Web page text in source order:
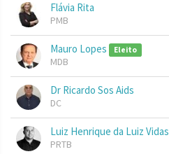
Flávia Rita
PMB
Mauro Lopes Eleito
MDB
Dr Ricardo Sos Aids
DC
Luiz Henrique da Luiz Vidas
PRTB